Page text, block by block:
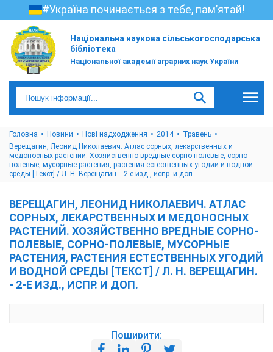
#Україна починається з тебе, пам’ятай!
Національна наукова сільськогосподарська
бібліотека
Національної академії аграрних наук України
Головна Новини Нові надходження 2014
Травень
Верещагин, Леонид Николаевич. Атлас сорных, лекарственных и
медоносных растений. Хозяйственно вредные сорно-полевые, сорно-
полевые, мусорные растения, растения естественных угодий и водной
среды [Текст] / Л. Н. Верещагин. - 2-е изд., испр. и доп.
ВЕРЕЩАГИН, ЛЕОНИД НИКОЛАЕВИЧ. АТЛАС
СОРНЫХ, ЛЕКАРСТВЕННЫХ И МЕДОНОСНЫХ
РАСТЕНИЙ. ХОЗЯЙСТВЕННО ВРЕДНЫЕ СОРНО-
ПОЛЕВЫЕ, СОРНО-ПОЛЕВЫЕ, МУСОРНЫЕ
РАСТЕНИЯ, РАСТЕНИЯ ЕСТЕСТВЕННЫХ УГОДИЙ
И ВОДНОЙ СРЕДЫ [ТЕКСТ] / Л. Н. ВЕРЕЩАГИН.
- 2-Е ИЗД., ИСПР. И ДОП.
Поширити: